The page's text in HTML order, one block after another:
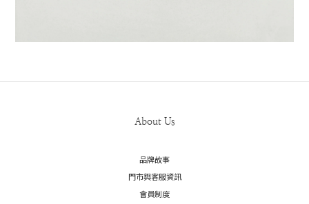
About Us
品牌故事
門市與客服資訊
會員制度